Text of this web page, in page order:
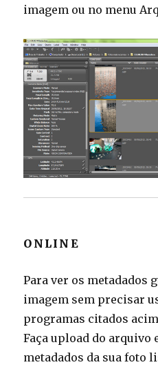
imagem ou no menu
ONLINE
Para ver os metadados
imagem sem precisar
programas citados
Faça upload do arquivo
metadados da sua foto